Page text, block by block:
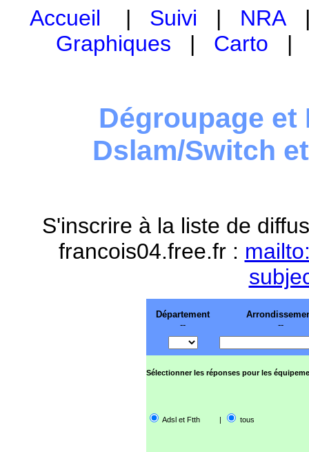
Accueil | Suivi | NRA
Graphiques | Carto
Dégroupage et
Dslam/Switch
S'inscrire à la liste de
francois04.free.fr :
Département
--
--
Sélectionner les réponses pour les
Adsl et Ftth | tous